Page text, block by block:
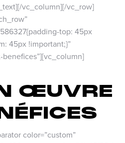
vc_column][/vc_row]
top: 45px
45px !important;}”
ŒUVRE
color=”custom”